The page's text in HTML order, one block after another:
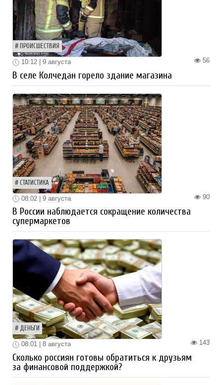
ПРОИСШЕСТВИЯ
56
10:12 | 9 августа
В селе Колчедан горело здание магазина
СТАТИСТИКА
90
08:02 | 9 августа
В России наблюдается сокращение количества
супермаркетов
ДЕНЬГИ
143
08:01 | 8 августа
Сколько россиян готовы обратиться к друзьям
за финансовой поддержкой?